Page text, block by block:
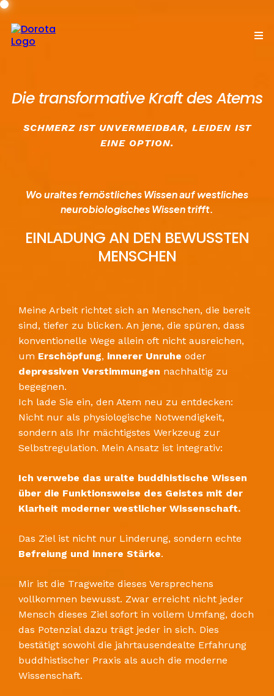
Die transformative Kraft des Atems
SCHMERZ IST UNVERMEIDBAR, LEIDEN IST
EINE OPTION.
​Wo uraltes fernöstliches Wissen auf westliches
neurobiologisches Wissen trifft.
EINLADUNG AN DEN BEWUSSTEN
MENSCHEN
​Meine Arbeit richtet sich an Menschen, die bereit
sind, tiefer zu blicken. An jene, die spüren, dass
konventionelle Wege allein oft nicht ausreichen,
um Erschöpfung, innerer Unruhe oder
depressiven Verstimmungen nachhaltig zu
begegnen.
​Ich lade Sie ein, den Atem neu zu entdecken:
Nicht nur als physiologische Notwendigkeit,
sondern als Ihr mächtigstes Werkzeug zur
Selbstregulation. Mein Ansatz ist integrativ:
Ich verwebe das uralte buddhistische Wissen
über die Funktionsweise des Geistes mit der
Klarheit moderner westlicher Wissenschaft.
​Das Ziel ist nicht nur Linderung, sondern echte
Befreiung und innere Stärke.
​Mir ist die Tragweite dieses Versprechens
vollkommen bewusst. Zwar erreicht nicht jeder
Mensch dieses Ziel sofort in vollem Umfang, doch
das Potenzial dazu trägt jeder in sich. Dies
bestätigt sowohl die jahrtausendealte Erfahrung
buddhistischer Praxis als auch die moderne
Wissenschaft.